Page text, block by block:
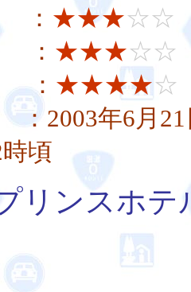
★★★☆☆
： ★★★☆☆
： ★★★★☆
2003年6月
頃
リンスホテ